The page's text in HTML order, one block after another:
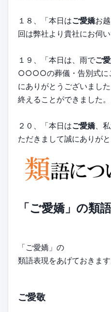
１８、「本日はご愛嬌お
回は弊社より貴社にお伺い
１９、「本日は、雨でご
○○○○の葬儀・告別式に
にありがとうございまし
終えることができました。
２０、「本日はご愛嬌、
ただきまして誠にありが
「ご愛嬌」の類
「ご愛嬌」の
類語表現をあげておきます
ご愛敬